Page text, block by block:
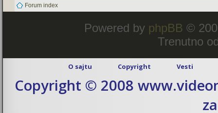
Forum index
Powered by phpBB ©
Trenutno
O sajtu Copyright Vesti
Copyright © 2008